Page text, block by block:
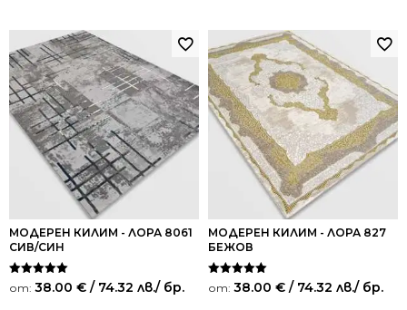
МОДЕРЕН КИЛИМ - ЛОРА 8061
СИВ/СИН
Оценено на
5.00
от: 38.00 € / 74.32 лв./ бр.
МОДЕРЕН КИЛИМ - ЛОРА 827
БЕЖОВ
Оценено на
5.00
от: 38.00 € / 74.32 лв./ бр.